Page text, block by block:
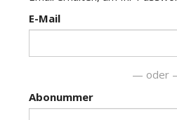
Stellen